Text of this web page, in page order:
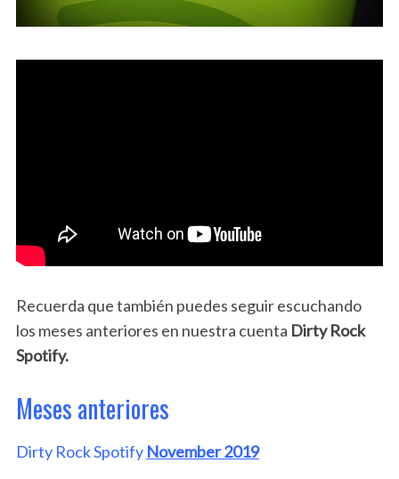
Recuerda que también puedes seguir escuchando
los meses anteriores en nuestra cuenta Dirty Rock
Spotify.
Meses anteriores
Dirty Rock Spotify November 2019